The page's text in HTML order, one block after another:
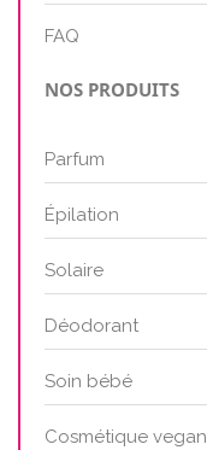
FAQ
NOS PRODUITS
Parfum
Épilation
Solaire
Déodorant
Soin bébé
Cosmétique vegan